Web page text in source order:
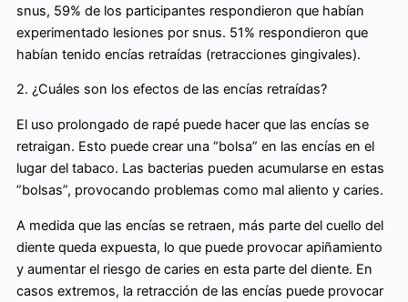
snus, 59% de los participantes respondieron que habían
experimentado lesiones por snus. 51% respondieron que
habían tenido encías retraídas (retracciones gingivales).
2. ¿Cuáles son los efectos de las encías retraídas?
El uso prolongado de rapé puede hacer que las encías se
retraigan. Esto puede crear una “bolsa” en las encías en el
lugar del tabaco. Las bacterias pueden acumularse en estas
”bolsas”, provocando problemas como mal aliento y caries.
A medida que las encías se retraen, más parte del cuello del
diente queda expuesta, lo que puede provocar apiñamiento
y aumentar el riesgo de caries en esta parte del diente. En
casos extremos, la retracción de las encías puede provocar